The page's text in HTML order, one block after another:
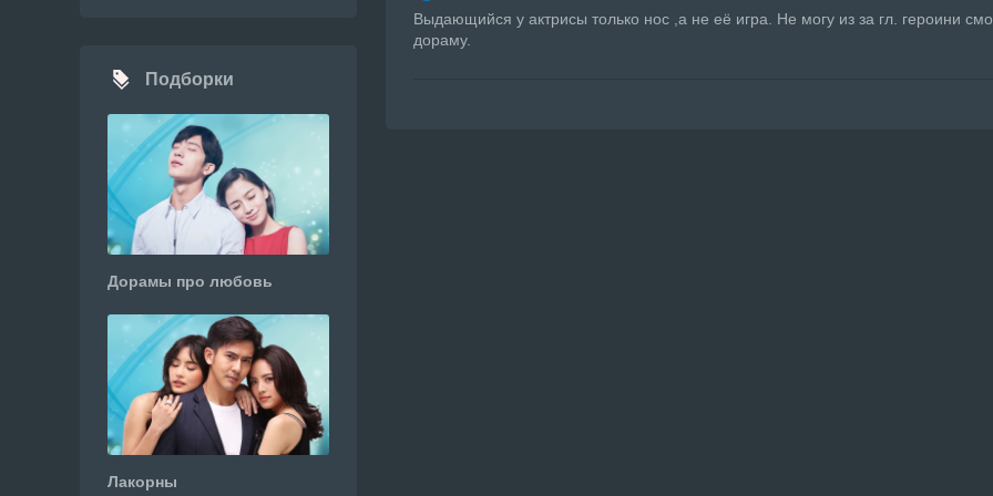
Выдающийся у актрисы только нос ,а не её игра. Не могу из за гл. героини
дораму.
Подборки
Дорамы про любовь
Лакорны